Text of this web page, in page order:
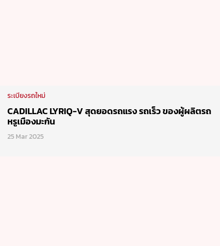
ระเบียงรถใหม่
CADILLAC LYRIQ-V สุดยอดรถแรง รถเร็ว ของผู้ผลิตรถ
หรูเมืองมะกัน
25 Mar 2025